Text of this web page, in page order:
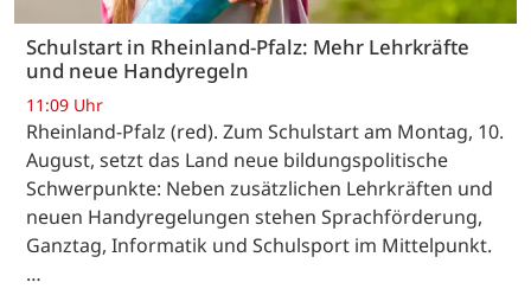
Schulstart in Rheinland-Pfalz: Mehr Lehrkräfte
und neue Handyregeln
11:09 Uhr
Rheinland-Pfalz (red). Zum Schulstart am Montag, 10.
August, setzt das Land neue bildungspolitische
Schwerpunkte: Neben zusätzlichen Lehrkräften und
neuen Handyregelungen stehen Sprachförderung,
Ganztag, Informatik und Schulsport im Mittelpunkt.
…